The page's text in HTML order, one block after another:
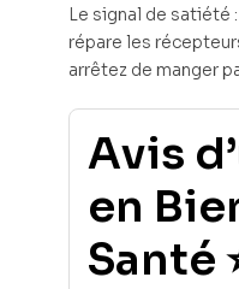
Le signal de satiété
répare les
arrêtez de manger
Avis
en
Santé